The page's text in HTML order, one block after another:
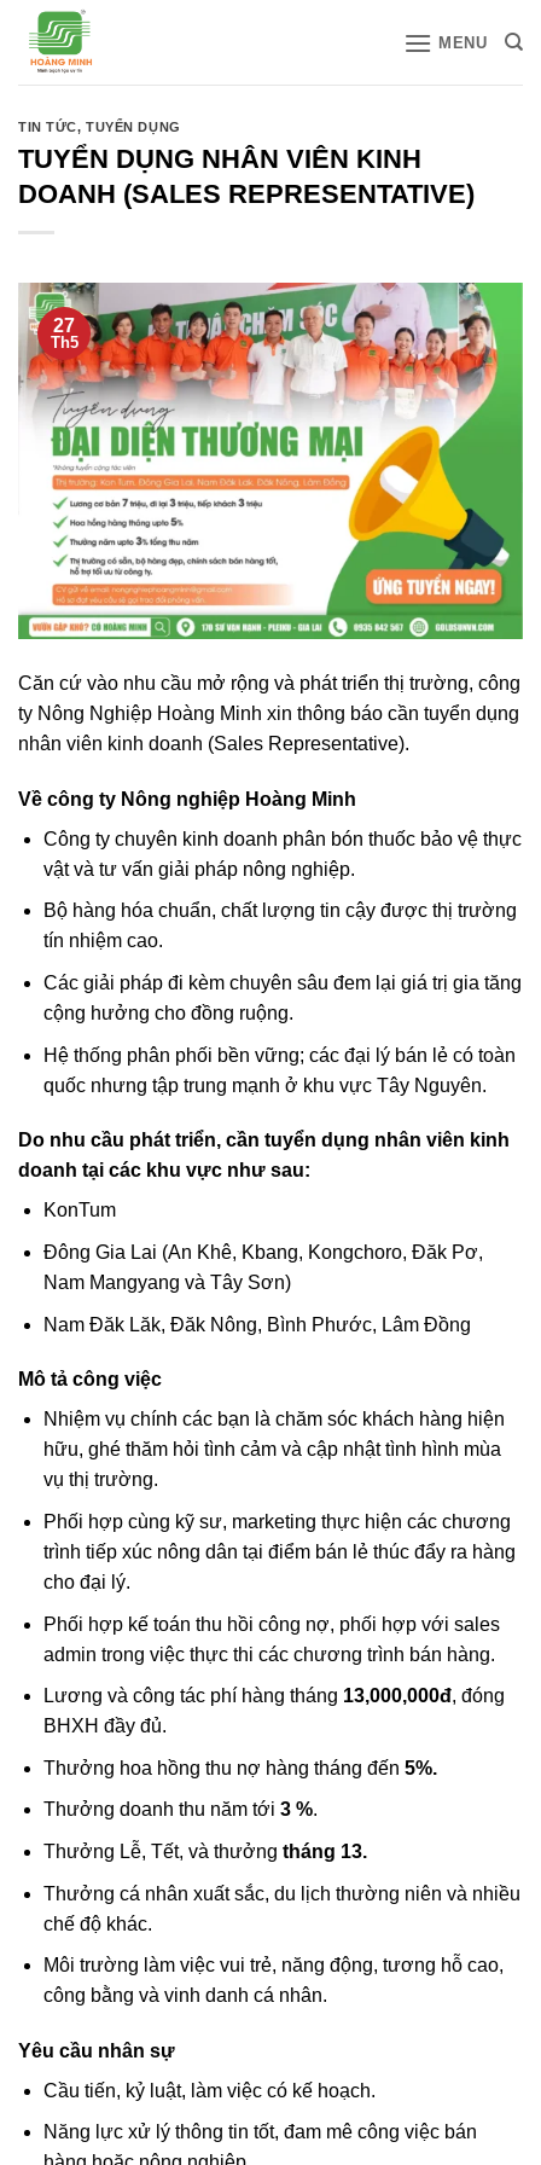
qua
MENU
TIN TỨC,TUYỂN DỤNG
TUYỂN DỤNG NHÂN VIÊN KINH
DOANH (SALES REPRESENTATIVE)
27
Th5
Căn cứ vào nhu cầu mở rộng và phát triển thị trường, công
ty Nông Nghiệp Hoàng Minh xin thông báo cần tuyển dụng
nhân viên kinh doanh (Sales Representative).
Về công ty Nông nghiệp Hoàng Minh
Công ty chuyên kinh doanh phân bón thuốc bảo vệ thực
vật và tư vấn giải pháp nông nghiệp.
Bộ hàng hóa chuẩn, chất lượng tin cậy được thị trường
tín nhiệm cao.
Các giải pháp đi kèm chuyên sâu đem lại giá trị gia tăng
cộng hưởng cho đồng ruộng.
Hệ thống phân phối bền vững; các đại lý bán lẻ có toàn
quốc nhưng tập trung mạnh ở khu vực Tây Nguyên.
Do nhu cầu phát triển, cần tuyển dụng nhân viên kinh
doanh tại các khu vực như sau:
KonTum
Đông Gia Lai (An Khê, Kbang, Kongchoro, Đăk Pơ,
Nam Mangyang và Tây Sơn)
Nam Đăk Lăk, Đăk Nông, Bình Phước, Lâm Đồng
Mô tả công việc
Nhiệm vụ chính các bạn là chăm sóc khách hàng hiện
hữu, ghé thăm hỏi tình cảm và cập nhật tình hình mùa
vụ thị trường.
Phối hợp cùng kỹ sư, marketing thực hiện các chương
trình tiếp xúc nông dân tại điểm bán lẻ thúc đẩy ra hàng
cho đại lý.
Phối hợp kế toán thu hồi công nợ, phối hợp với sales
admin trong việc thực thi các chương trình bán hàng.
Lương và công tác phí hàng tháng 13,000,000đ, đóng
BHXH đầy đủ.
Thưởng hoa hồng thu nợ hàng tháng đến 5%.
Thưởng doanh thu năm tới 3 %.
Thưởng Lễ, Tết, và thưởng tháng 13.
Thưởng cá nhân xuất sắc, du lịch thường niên và nhiều
chế độ khác.
Môi trường làm việc vui trẻ, năng động, tương hỗ cao,
công bằng và vinh danh cá nhân.
Yêu cầu nhân sự
Cầu tiến, kỷ luật, làm việc có kế hoạch.
Năng lực xử lý thông tin tốt, đam mê công việc bán